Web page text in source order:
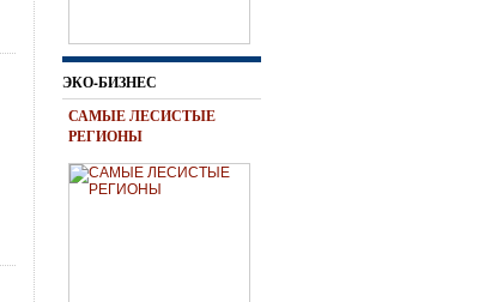
ЭКО-БИЗНЕС
САМЫЕ ЛЕСИСТЫЕ
РЕГИОНЫ